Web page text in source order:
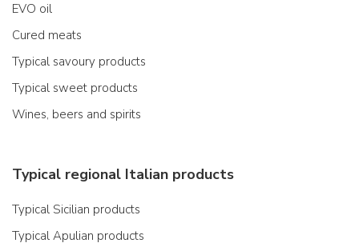
EVO oil
Cured meats
Typical savoury products
Typical sweet products
Wines, beers and spirits
Typical regional Italian products
Typical Sicilian products
Typical Apulian products